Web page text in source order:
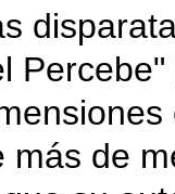
más de